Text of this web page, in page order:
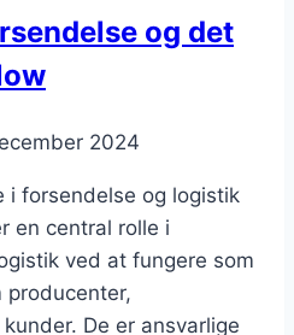
og det
2024
i forsendelse og logistik
en central rolle i
ved at fungere som
producenter,
De er ansvarlige